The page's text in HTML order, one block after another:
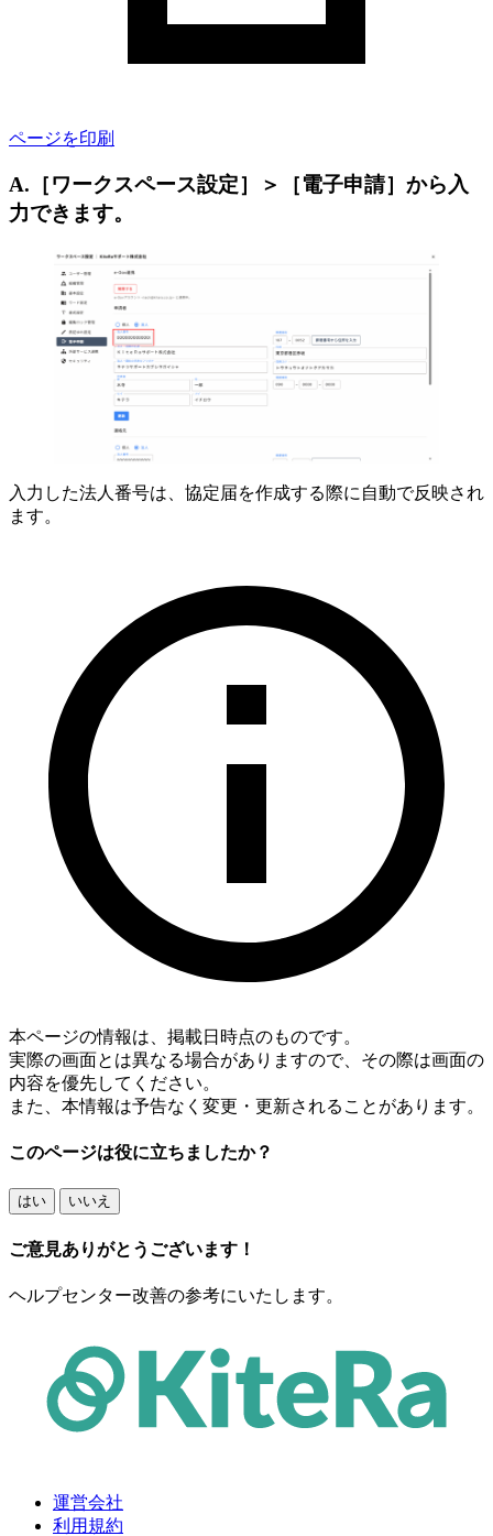
ページを印刷
A.［ワークスペース設定］＞［電子申請］から入
力できます。
入力した法人番号は、協定届を作成する際に自動で反映され
ます。
本ページの情報は、掲載日時点のものです。
実際の画面とは異なる場合がありますので、その際は画面の
内容を優先してください。
また、本情報は予告なく変更・更新されることがあります。
このページは役に立ちましたか？
はい いいえ
ご意見ありがとうございます！
ヘルプセンター改善の参考にいたします。
運営会社
利用規約